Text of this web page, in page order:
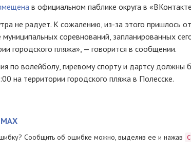
в официальном паблике округа в
не радует. К сожалению, из-за этого пришлось
соревнований, запланированных
городского пляжа», — говорится в сообщении.
по волейболу, гиревому спорту и дартсу должны
на территории городского пляжа в Полесске.
MAX
Cообщить об ошибке можно, выделив ее и нажав